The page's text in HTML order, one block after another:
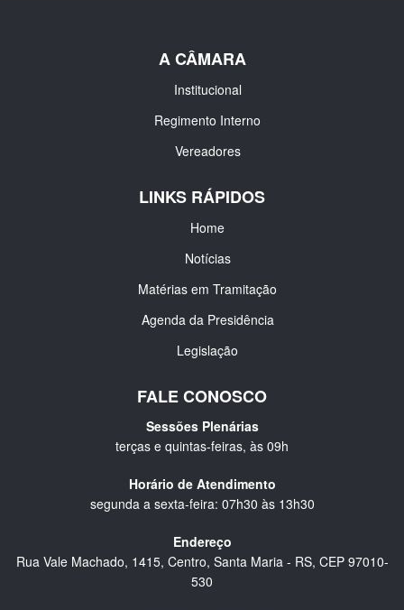
A CÂMARA
Institucional
Regimento Interno
Vereadores
LINKS RÁPIDOS
Home
Notícias
Matérias em Tramitação
Agenda da Presidência
Legislação
FALE CONOSCO
Sessões Plenárias
terças e quintas-feiras, às 09h
Horário de Atendimento
segunda a sexta-feira: 07h30 às 13h30
Endereço
Rua Vale Machado, 1415, Centro, Santa Maria - RS, CEP 97010-
530